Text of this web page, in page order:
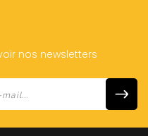
nos newsletters